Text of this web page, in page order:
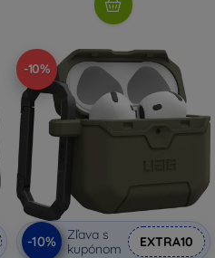
-10%
-10%
Zľava s
kupónom
EXTRA10